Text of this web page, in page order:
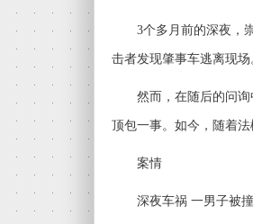
3个多月前的深夜，崇
击者发现肇事车逃离现
然而，在随后的问询
顶包一事。如今，随着
案情
深夜车祸 一男子被